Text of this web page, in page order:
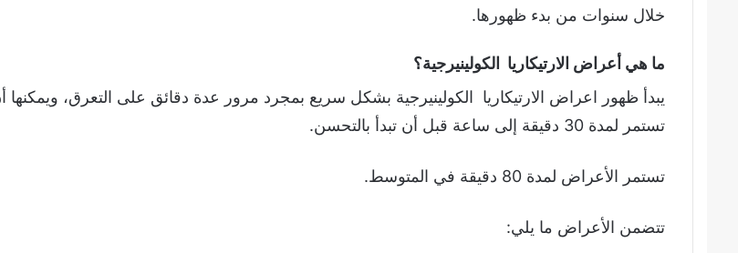
خلال سنوات من بدء ظهورها.
ما هي أعراض الارتيكاريا الكولينيرجية؟
يبدأ ظهور اعراض الارتيكاريا الكولينيرجية بشكل سريع بمجرد مرور عدة دقائق على التعرق، ويمكنها
تستمر لمدة 30 دقيقة إلى ساعة قبل أن تبدأ بالتحسن.
تستمر الأعراض لمدة 80 دقيقة في المتوسط.
تتضمن الأعراض ما يلي: